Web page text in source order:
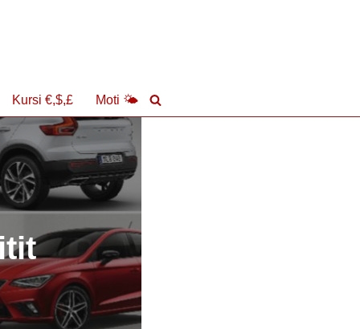
Kursi €,$,£ Moti 🌤